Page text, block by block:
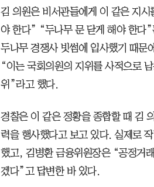
김 의원은 비서관들에게 이 같은 지
야 한다” “두나무 문 닫게 해야 한다
두나무 경쟁사 빗썸에 입사했기 때문
“이는 국회의원의 지위를 사적으로
위”라고 했다.
경찰은 이 같은 정황을 종합할 때 김
력을 행사했다고 보고 있다. 실제로
했고, 김병환 금융위원장은 “공정거
겠다”고 답변한 바 있다.